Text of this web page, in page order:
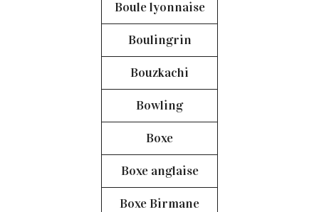
Boule lyonnaise
Boulingrin
Bouzkachi
Bowling
Boxe
Boxe anglaise
Boxe Birmane